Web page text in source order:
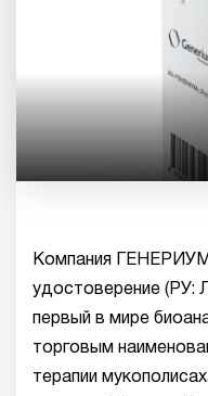
Компания ГЕНЕРИУМ
удостоверение (РУ:
первый в мире
торговым
терапии